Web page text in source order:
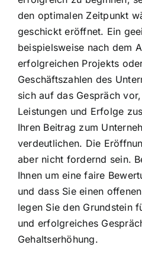
den optimalen Zeitpunkt
geschickt eröffnet. Ein
beispielsweise nach dem
erfolgreichen Projekts
Geschäftszahlen des
sich auf das Gespräch
Leistungen und Erfolge
Ihren Beitrag zum
verdeutlichen. Die
aber nicht fordernd sein.
Ihnen um eine faire
und dass Sie einen
legen Sie den Grundstein
und erfolgreiches
Gehaltserhöhung.